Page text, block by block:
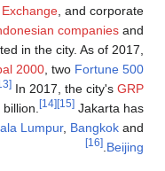
, and corporate
companies and
in the city. As of 2017,
2000, two Fortune 500
[13] In 2017, the city's GRP
billion.
[14] [15] Jakarta has
Lumpur, Bangkok and
Beijing
.
[16]